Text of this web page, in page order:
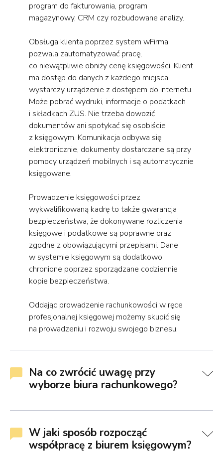
program do fakturowania, program
magazynowy, CRM czy rozbudowane analizy.
Obsługa klienta poprzez system wFirma
pozwala zautomatyzować pracę,
co niewątpliwie obniży cenę księgowości. Klient
ma dostęp do danych z każdego miejsca,
wystarczy urządzenie z dostępem do internetu.
Może pobrać wydruki, informacje o podatkach
i składkach ZUS. Nie trzeba dowozić
dokumentów ani spotykać się osobiście
z księgowym. Komunikacja odbywa się
elektronicznie, dokumenty dostarczane są przy
pomocy urządzeń mobilnych i są automatycznie
księgowane.
Prowadzenie księgowości przez
wykwalifikowaną kadrę to także gwarancja
bezpieczeństwa, że dokonywane rozliczenia
księgowe i podatkowe są poprawne oraz
zgodne z obowiązującymi przepisami. Dane
w systemie księgowym są dodatkowo
chronione poprzez sporządzane codziennie
kopie bezpieczeństwa.
Oddając prowadzenie rachunkowości w ręce
profesjonalnej księgowej możemy skupić się
na prowadzeniu i rozwoju swojego biznesu.
Na co zwrócić uwagę przy
wyborze biura rachunkowego?
W jaki sposób rozpocząć
współpracę z biurem księgowym?